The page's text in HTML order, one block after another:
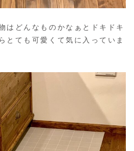
はどんなものかなぁとドキドキ
とても可愛くて気に入っていま